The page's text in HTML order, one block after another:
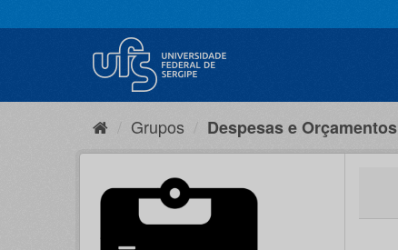
para
Grupos Despesas e Orçamentos